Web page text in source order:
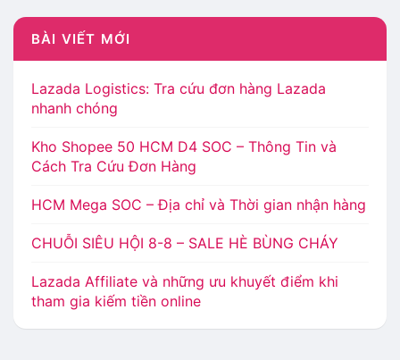
BÀI VIẾT MỚI
Lazada Logistics: Tra cứu đơn hàng Lazada
nhanh chóng
Kho Shopee 50 HCM D4 SOC – Thông Tin và
Cách Tra Cứu Đơn Hàng
HCM Mega SOC – Địa chỉ và Thời gian nhận hàng
CHUỖI SIÊU HỘI 8-8 – SALE HÈ BÙNG CHÁY
Lazada Affiliate và những ưu khuyết điểm khi
tham gia kiếm tiền online